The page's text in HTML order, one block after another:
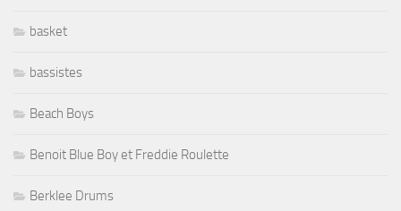
basket
bassistes
Beach Boys
Benoit Blue Boy et Freddie Roulette
Berklee Drums